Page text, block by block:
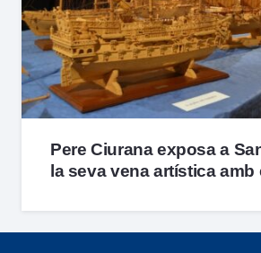
Pere Ciurana exposa a
la seva vena artística amb